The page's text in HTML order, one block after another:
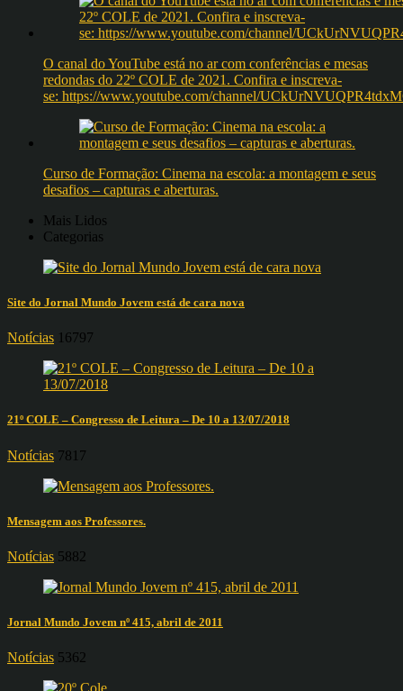
O canal do YouTube está no ar com conferências e mesas
redondas do 22º COLE de 2021. Confira e inscreva-
se: https://www.youtube.com/channel/
Curso de Formação: Cinema na escola: a montagem e seus
desafios – capturas e aberturas.
Mais Lidos
Categorias
Site do Jornal Mundo Jovem está de cara nova
Notícias 16797
21º COLE – Congresso de Leitura – De 10 a 13/07/2018
Notícias 7817
Mensagem aos Professores.
Notícias 5882
Jornal Mundo Jovem nº 415, abril de 2011
Notícias 5362